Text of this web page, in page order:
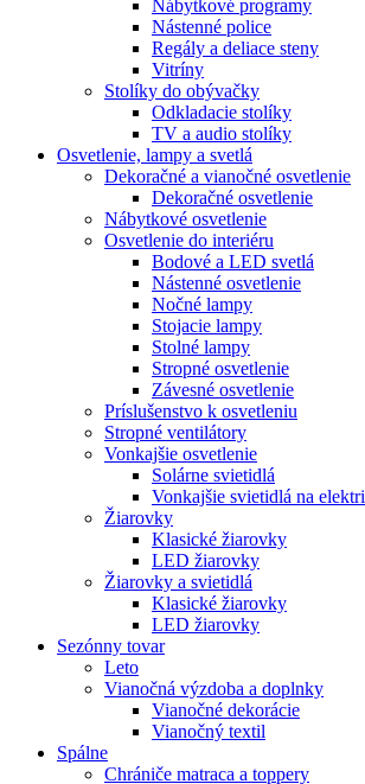
Nábytkové programy
Nástenné police
Regály a deliace steny
Vitríny
Stolíky do obývačky
Odkladacie stolíky
TV a audio stolíky
Osvetlenie, lampy a svetlá
Dekoračné a vianočné osvetlenie
Dekoračné osvetlenie
Nábytkové osvetlenie
Osvetlenie do interiéru
Bodové a LED svetlá
Nástenné osvetlenie
Nočné lampy
Stojacie lampy
Stolné lampy
Stropné osvetlenie
Závesné osvetlenie
Príslušenstvo k osvetleniu
Stropné ventilátory
Vonkajšie osvetlenie
Solárne svietidlá
Vonkajšie svietidlá na
Žiarovky
Klasické žiarovky
LED žiarovky
Žiarovky a svietidlá
Klasické žiarovky
LED žiarovky
Sezónny tovar
Leto
Vianočná výzdoba a doplnky
Vianočné dekorácie
Vianočný textil
Spálne
Chrániče matraca a toppery